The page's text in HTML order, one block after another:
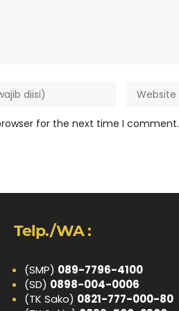
for the next time I comment.
Telp./WA :
(SMP) 089-7796-4100
(SD) 0898-004-0006
(TK Sako) 0821-777-000-80